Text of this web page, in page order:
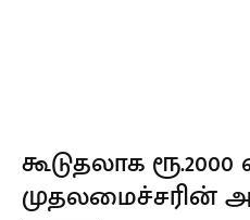
கூடுதலாக
முதலமைச்சரின்